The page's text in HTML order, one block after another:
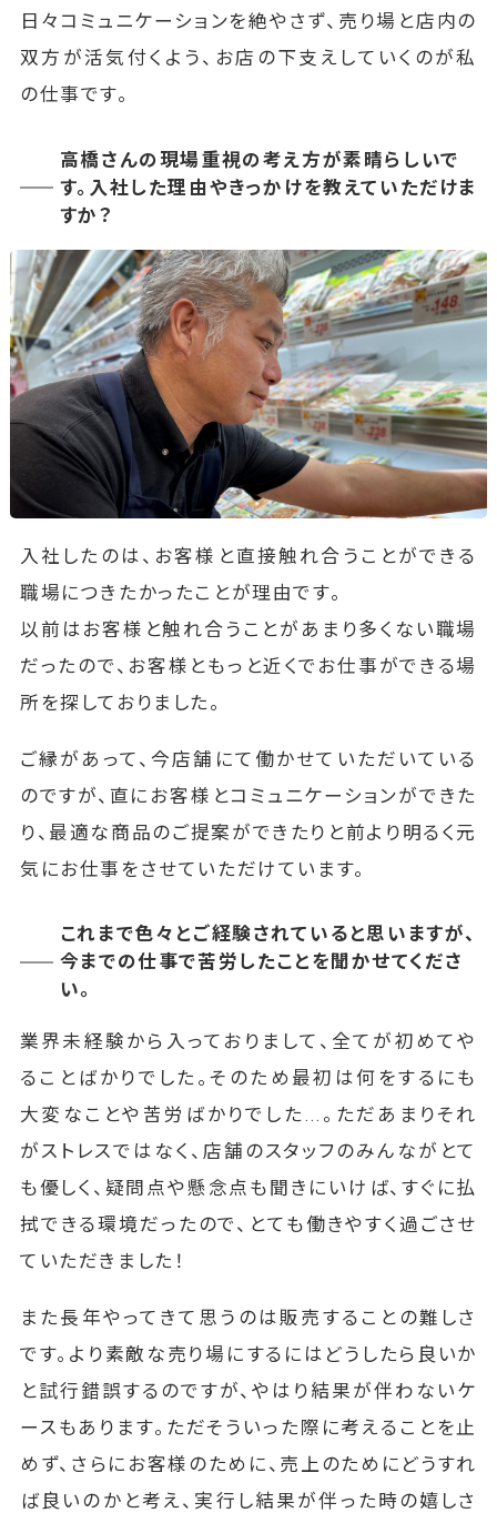
日々コミュニケーションを絶やさず、売り場と店内の
双方が活気付くよう、お店の下支えしていくのが私
の仕事です。
高橋さんの現場重視の考え方が素晴らしいで
す。入社した理由やきっかけを教えていただけま
すか？
入社したのは、お客様と直接触れ合うことができる
職場につきたかったことが理由です。
以前はお客様と触れ合うことがあまり多くない職場
だったので、お客様ともっと近くでお仕事ができる場
所を探しておりました。
ご縁があって、今店舗にて働かせていただいている
のですが、直にお客様とコミュニケーションができた
り、最適な商品のご提案ができたりと前より明るく元
気にお仕事をさせていただけています。
これまで色々とご経験されていると思いますが、
今までの仕事で苦労したことを聞かせてくださ
い。
業界未経験から入っておりまして、全てが初めてや
ることばかりでした。そのため最初は何をするにも
大変なことや苦労ばかりでした…。ただあまりそれ
がストレスではなく、店舗のスタッフのみんながとて
も優しく、疑問点や懸念点も聞きにいけば、すぐに払
拭できる環境だったので、とても働きやすく過ごさせ
ていただきました！
また長年やってきて思うのは販売することの難しさ
です。より素敵な売り場にするにはどうしたら良いか
と試行錯誤するのですが、やはり結果が伴わないケ
ースもあります。ただそういった際に考えることを止
めず、さらにお客様のために、売上のためにどうすれ
ば良いのかと考え、実行し結果が伴った時の嬉しさ